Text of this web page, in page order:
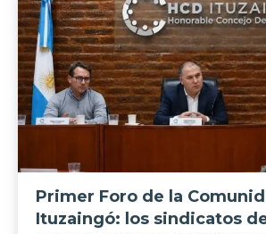
Primer Foro de la
Ituzaingó: los sindicatos